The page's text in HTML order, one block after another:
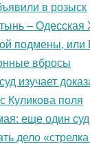
в розыск
– Одесская
подмены, или
вбросы
изучает
Куликова поля
еще один суд
дело